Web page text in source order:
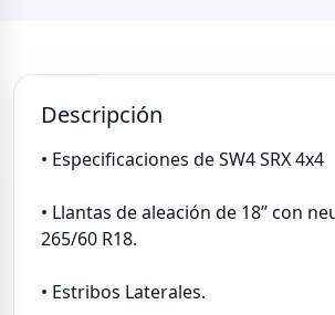
Descripción
• Especificaciones de SW4 SRX 4x4
• Llantas de aleación de 18’’ con
265/60 R18.
• Estribos Laterales.